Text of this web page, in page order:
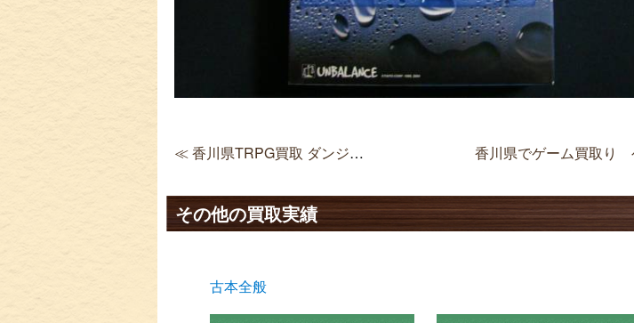
≪ 香川県TRPG買取 ダンジョンズ＆ドラゴンズ 邪悪寺院、再び
その他の買取実績
古本全般